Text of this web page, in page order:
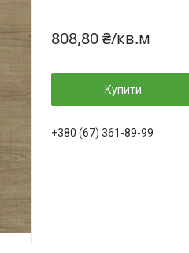
808,80 ₴/кв.м
Купити
+380 (67) 361-89-99